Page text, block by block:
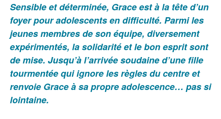
Sensible et déterminée, Grace est à la tête d’un
foyer pour adolescents en difficulté. Parmi les
jeunes membres de son équipe, diversement
expérimentés, la solidarité et le bon esprit sont
de mise. Jusqu’à l’arrivée soudaine d’une fille
tourmentée qui ignore les règles du centre et
renvoie Grace à sa propre adolescence… pas si
lointaine.